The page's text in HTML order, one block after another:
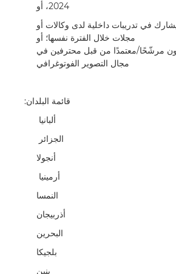
2024، أو
في تدريبات داخلية لدى وكالات أو
مجلات خلال الفترة نفسها؛ أو
مرشّحًا/معتمدًا من قبل محترفين في
مجال التصوير الفوتوغرافي
قائمة البلدان:
ألبانيا
الجزائر
أنجولا
أرمينيا
النمسا
أذربيجان
البحرين
بلجيكا
بنين